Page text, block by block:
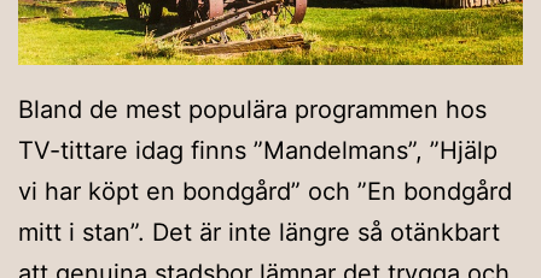
Bland de mest populära programmen hos
TV-tittare idag finns ”Mandelmans”, ”Hjälp
vi har köpt en bondgård” och ”En bondgård
mitt i stan”. Det är inte längre så otänkbart